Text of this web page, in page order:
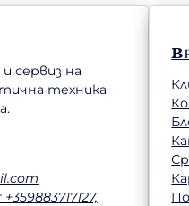
сервиз на
техника